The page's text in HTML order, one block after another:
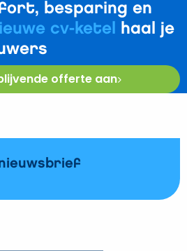
besparing en
cv-ketel
haal je
offerte aan